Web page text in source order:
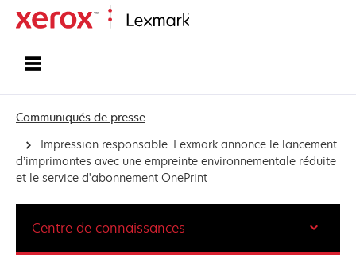
Communiqués de presse
Impression responsable: Lexmark annonce le lancement
d’imprimantes avec une empreinte environnementale réduite
et le service d'abonnement OnePrint
Centre de connaissances